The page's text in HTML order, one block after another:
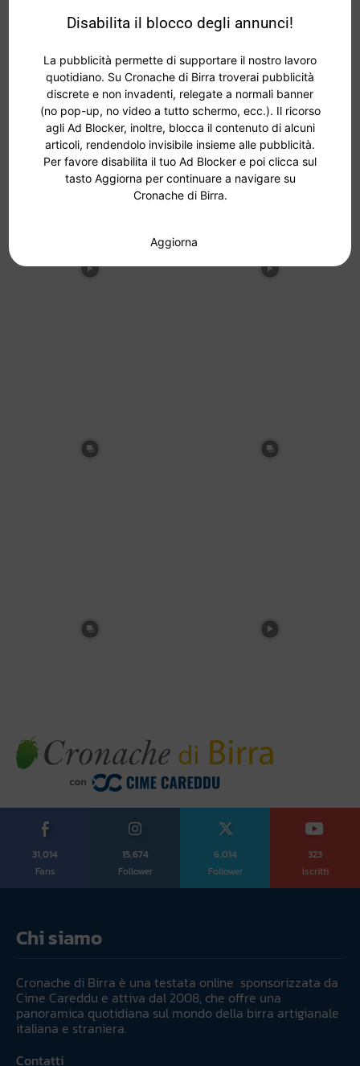
31,014
Fans
15,674
Follower
6,014
Follower
323
Iscritti
Chi siamo
Cronache di Birra è una testata online sponsorizzata da
Cime Careddu e attiva dal 2008, che offre una
panoramica quotidiana sul mondo della birra artigianale
italiana e straniera.
Contatti
Disabilita il blocco degli annunci!
La pubblicità permette di supportare il nostro lavoro
quotidiano. Su Cronache di Birra troverai pubblicità
discrete e non invadenti, relegate a normali banner
(no pop-up, no video a tutto schermo, ecc.). Il ricorso
agli Ad Blocker, inoltre, blocca il contenuto di alcuni
articoli, rendendolo invisibile insieme alle pubblicità.
Per favore disabilita il tuo Ad Blocker e poi clicca sul
tasto Aggiorna per continuare a navigare su
Cronache di Birra.
Aggiorna